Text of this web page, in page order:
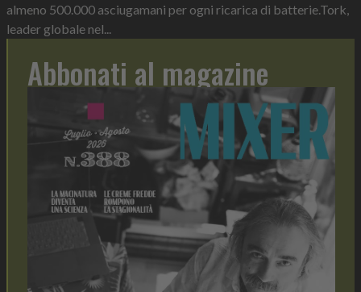
almeno 500.000 asciugamani per ogni ricarica di batterie.Tork,
leader globale nel...
Abbonati al magazine